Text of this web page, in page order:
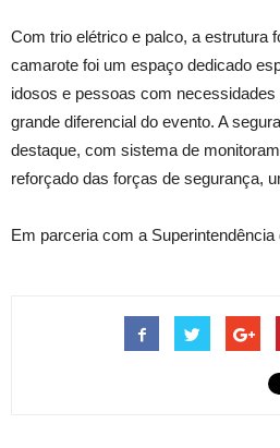
Com trio elétrico e palco, a estrutura
camarote foi um espaço dedicado
idosos e pessoas com
grande diferencial do evento. A
destaque, com sistema de
reforçado das forças de segurança,
Em parceria com a